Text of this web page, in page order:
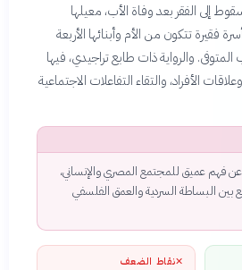
إلى الفقر بعد وفاة الأب، معيلها
فقيرة تتكون من الأم وأبنائها الأربعة
والرواية ذات طابع تراجيدي، فيها
الأفراد، والتقاء التفاعلات الاجتماعية
فهم عميق للمجتمع المصري والإنساني،
بين البساطة السردية والعمق الفلسفي
✕نقاط الضعف